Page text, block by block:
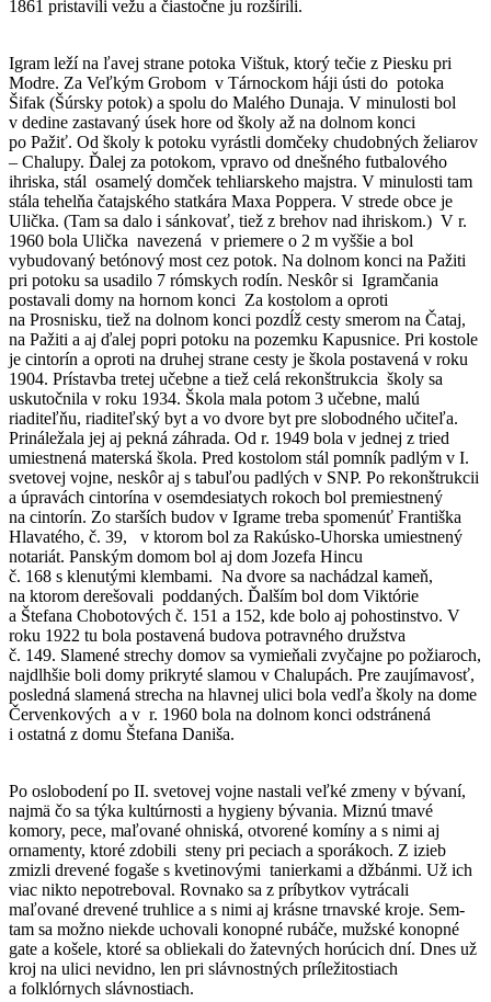
1861 pristavili vežu a čiastočne ju rozšírili.
Igram leží na ľavej strane potoka Vištuk, ktorý tečie z Piesku pri
Modre. Za Veľkým Grobom v Tárnockom háji ústi do potoka
Šifak (Šúrsky potok) a spolu do Malého Dunaja. V minulosti bol
v dedine zastavaný úsek hore od školy až na dolnom konci
po Pažiť. Od školy k potoku vyrástli domčeky chudobných želiarov
– Chalupy. Ďalej za potokom, vpravo od dnešného futbalového
ihriska, stál osamelý domček tehliarskeho majstra. V minulosti tam
stála tehelňa čatajského statkára Maxa Poppera. V strede obce je
Ulička. (Tam sa dalo i sánkovať, tiež z brehov nad ihriskom.) V r.
1960 bola Ulička navezená v priemere o 2 m vyššie a bol
vybudovaný betónový most cez potok. Na dolnom konci na Pažiti
pri potoku sa usadilo 7 rómskych rodín. Neskôr si Igramčania
postavali domy na hornom konci Za kostolom a oproti
na Prosnisku, tiež na dolnom konci pozdĺž cesty smerom na Čataj,
na Pažiti a aj ďalej popri potoku na pozemku Kapusnice. Pri kostole
je cintorín a oproti na druhej strane cesty je škola postavená v roku
1904. Prístavba tretej učebne a tiež celá rekonštrukcia školy sa
uskutočnila v roku 1934. Škola mala potom 3 učebne, malú
riaditeľňu, riaditeľský byt a vo dvore byt pre slobodného učiteľa.
Prináležala jej aj pekná záhrada. Od r. 1949 bola v jednej z tried
umiestnená materská škola. Pred kostolom stál pomník padlým v I.
svetovej vojne, neskôr aj s tabuľou padlých v SNP. Po rekonštrukcii
a úpravách cintorína v osemdesiatych rokoch bol premiestnený
na cintorín. Zo starších budov v Igrame treba spomenúť Františka
Hlavatého, č. 39, v ktorom bol za Rakúsko-Uhorska umiestnený
notariát. Panským domom bol aj dom Jozefa Hincu
č. 168 s klenutými klembami. Na dvore sa nachádzal kameň,
na ktorom derešovali poddaných. Ďalším bol dom Viktórie
a Štefana Chobotových č. 151 a 152, kde bolo aj pohostinstvo. V
roku 1922 tu bola postavená budova potravného družstva
č. 149. Slamené strechy domov sa vymieňali zvyčajne po požiaroch,
najdlhšie boli domy prikryté slamou v Chalupách. Pre zaujímavosť,
posledná slamená strecha na hlavnej ulici bola vedľa školy na dome
Červenkových a v r. 1960 bola na dolnom konci odstránená
i ostatná z domu Štefana Daniša.
Po oslobodení po II. svetovej vojne nastali veľké zmeny v bývaní,
najmä čo sa týka kultúrnosti a hygieny bývania. Miznú tmavé
komory, pece, maľované ohniská, otvorené komíny a s nimi aj
ornamenty, ktoré zdobili steny pri peciach a sporákoch. Z izieb
zmizli drevené fogaše s kvetinovými tanierkami a džbánmi. Už ich
viac nikto nepotreboval. Rovnako sa z príbytkov vytrácali
maľované drevené truhlice a s nimi aj krásne trnavské kroje. Sem-
tam sa možno niekde uchovali konopné rubáče, mužské konopné
gate a košele, ktoré sa obliekali do žatevných horúcich dní. Dnes už
kroj na ulici nevidno, len pri slávnostných príležitostiach
a folklórnych slávnostiach.